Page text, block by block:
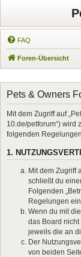
FAQ
Foren-Übersicht
Pets & Owners
Mit dem Zugriff auf
10.de/petforum“) wird
folgenden
1.
Mit dem Zugriff
schließt du
Folgenden
Regelungen
Wenn du mit
das Board
jeweils die an
Der
von beiden